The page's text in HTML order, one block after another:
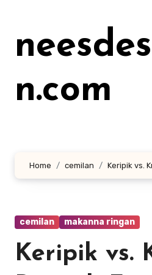
konten
n.com
Home cemilan Keripik vs.
cemilan makanna ringan
Keripik vs.